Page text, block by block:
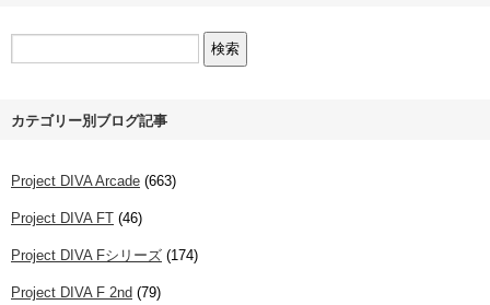
カテゴリー別ブログ記事
Project DIVA Arcade (663)
Project DIVA FT (46)
Project DIVA Fシリーズ (174)
Project DIVA F 2nd (79)